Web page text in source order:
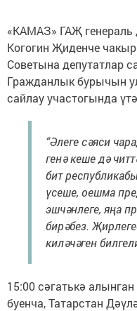
«КАМАЗ» ГАҖ генераль
Когогин Җиденче
Советына депутатлар
Гражданлык бурычын
сайлау участогында
“Әлеге сәяси
генә кеше дә
бит
үсеше, оешма
эшчәнлеге, яңа
бирәбез.
киләчәген
15:00 сәгатькә
буенча, Татарстан